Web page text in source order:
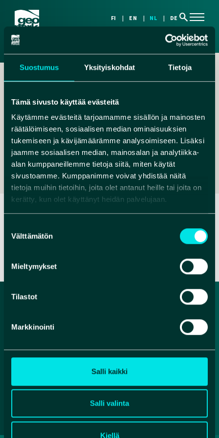
Suostumus Yksityiskohdat Tietoja
Tämä sivusto käyttää evästeitä
Käytämme evästeitä tarjoamamme sisällön ja mainosten
räätälöimiseen, sosiaalisen median ominaisuuksien
tukemiseen ja kävijämäärämme analysoimiseen. Lisäksi
jaamme sosiaalisen median, mainosalan ja analytiikka-
alan kumppaneillemme tietoja siitä, miten käytät
sivustoamme. Kumppanimme voivat yhdistää näitä
tietoja muihin tietoihin, joita olet antanut heille tai joita on
kerätty, kun olet käyttänyt heidän palvelujaan.
valinta
Välttämätön
Mieltymykset
Tilastot
Markkinointi
Salli kaikki
Salli valinta
Kiellä
FI EN NL DE search
,
VAALA@EVL.FI
+358 8 536 1167
VERKKOSIVUT
Facebook
Instagram
YouTube